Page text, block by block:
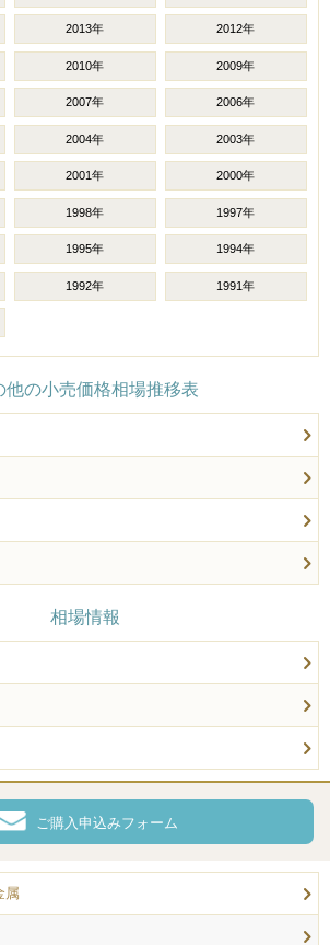
2013年 2012年
2010年 2009年
2007年 2006年
2004年 2003年
2001年 2000年
1998年 1997年
1995年 1994年
1992年 1991年
他の小売価格相場推移表
相場情報
ご購入申込みフォーム
属